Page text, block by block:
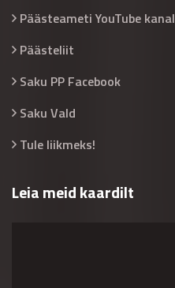
Päästeameti YouTube kanal
Päästeliit
Saku PP Facebook
Saku Vald
Tule liikmeks!
Leia meid kaardilt